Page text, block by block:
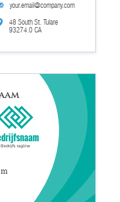
your.email@company.com
48 South St. Tulare
93274.0 CA
Bedrijfs tagline